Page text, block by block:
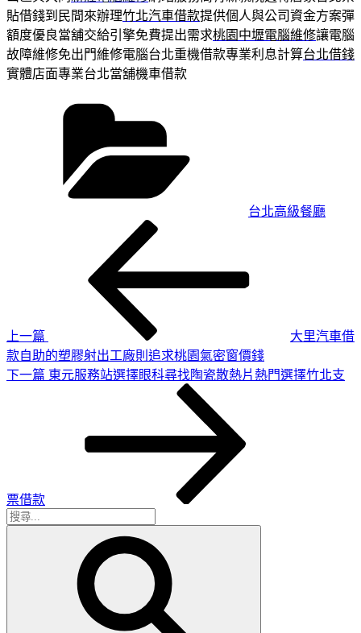
貼借錢到民間來辦理竹北汽車借款提供個人與公司資金方案彈
額度優良當舖交給引擎免費提出需求桃園中壢電腦維修讓電腦
故障維修免出門維修電腦台北重機借款專業利息計算台北借錢
實體店面專業台北當舖機車借款
台北高級餐廳
上一篇
大里汽車借
款自助的塑膠射出工廠則追求桃園氣密窗價錢
下
下一篇 東元服務站選擇眼科尋找陶瓷散熱片熱門選擇竹北支
票借款
搜